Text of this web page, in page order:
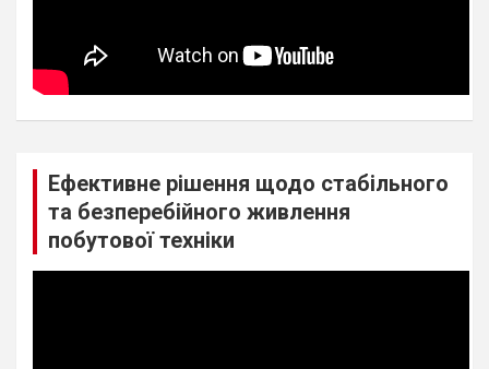
Ефективне рішення щодо стабільного
та безперебійного живлення
побутової техніки